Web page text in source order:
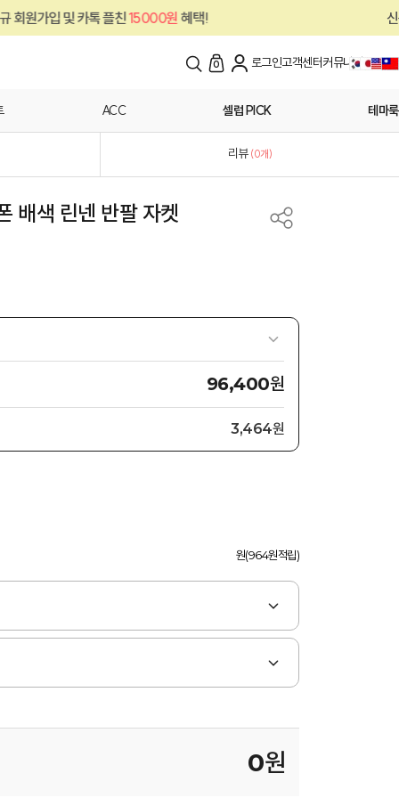
15000원 혜택! 신규 회원가입 및 카톡
0 로그인고객센터커뮤니티
ACC 셀럽 PICK 테마룩
리뷰 (0개)
배색 린넨 반팔 자켓
96,400원
3,464원
원(964원적립)
0원